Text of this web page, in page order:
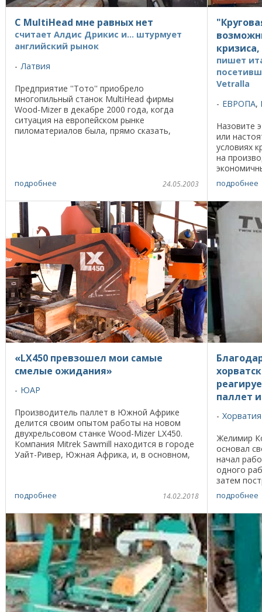
С MultiHead мне равных нет
считает Алдис Дрикис и... штурмует
английский рынок
Латвия
Предприятие ''Тото'' приобрело
многопильный станок MultiHead фирмы
Wood-Mizer в декабре 2000 года, когда
ситуация на европейском рынке
пиломатериалов была, прямо сказать,
подробнее 24.05.2003
кризиса,
пишет
Vetralla
ЕВРОПА,
Назовите
или
условиях
на
который
компании
подробнее
«LX450 превзошел мои самые
смелые ожидания»
ЮАР
Производитель паллет в Южной Африке
делится своим опытом работы на новом
двухрельсовом станке Wood-Mizer LX450.
Компания Mitrek Sawmill находится в городе
Уайт-Ривер, Южная Африка, и, в основном,
подробнее 14.02.2018
паллет
Хорватия
Желимир
основал
начал
одного
затем
«Сначала
подробнее